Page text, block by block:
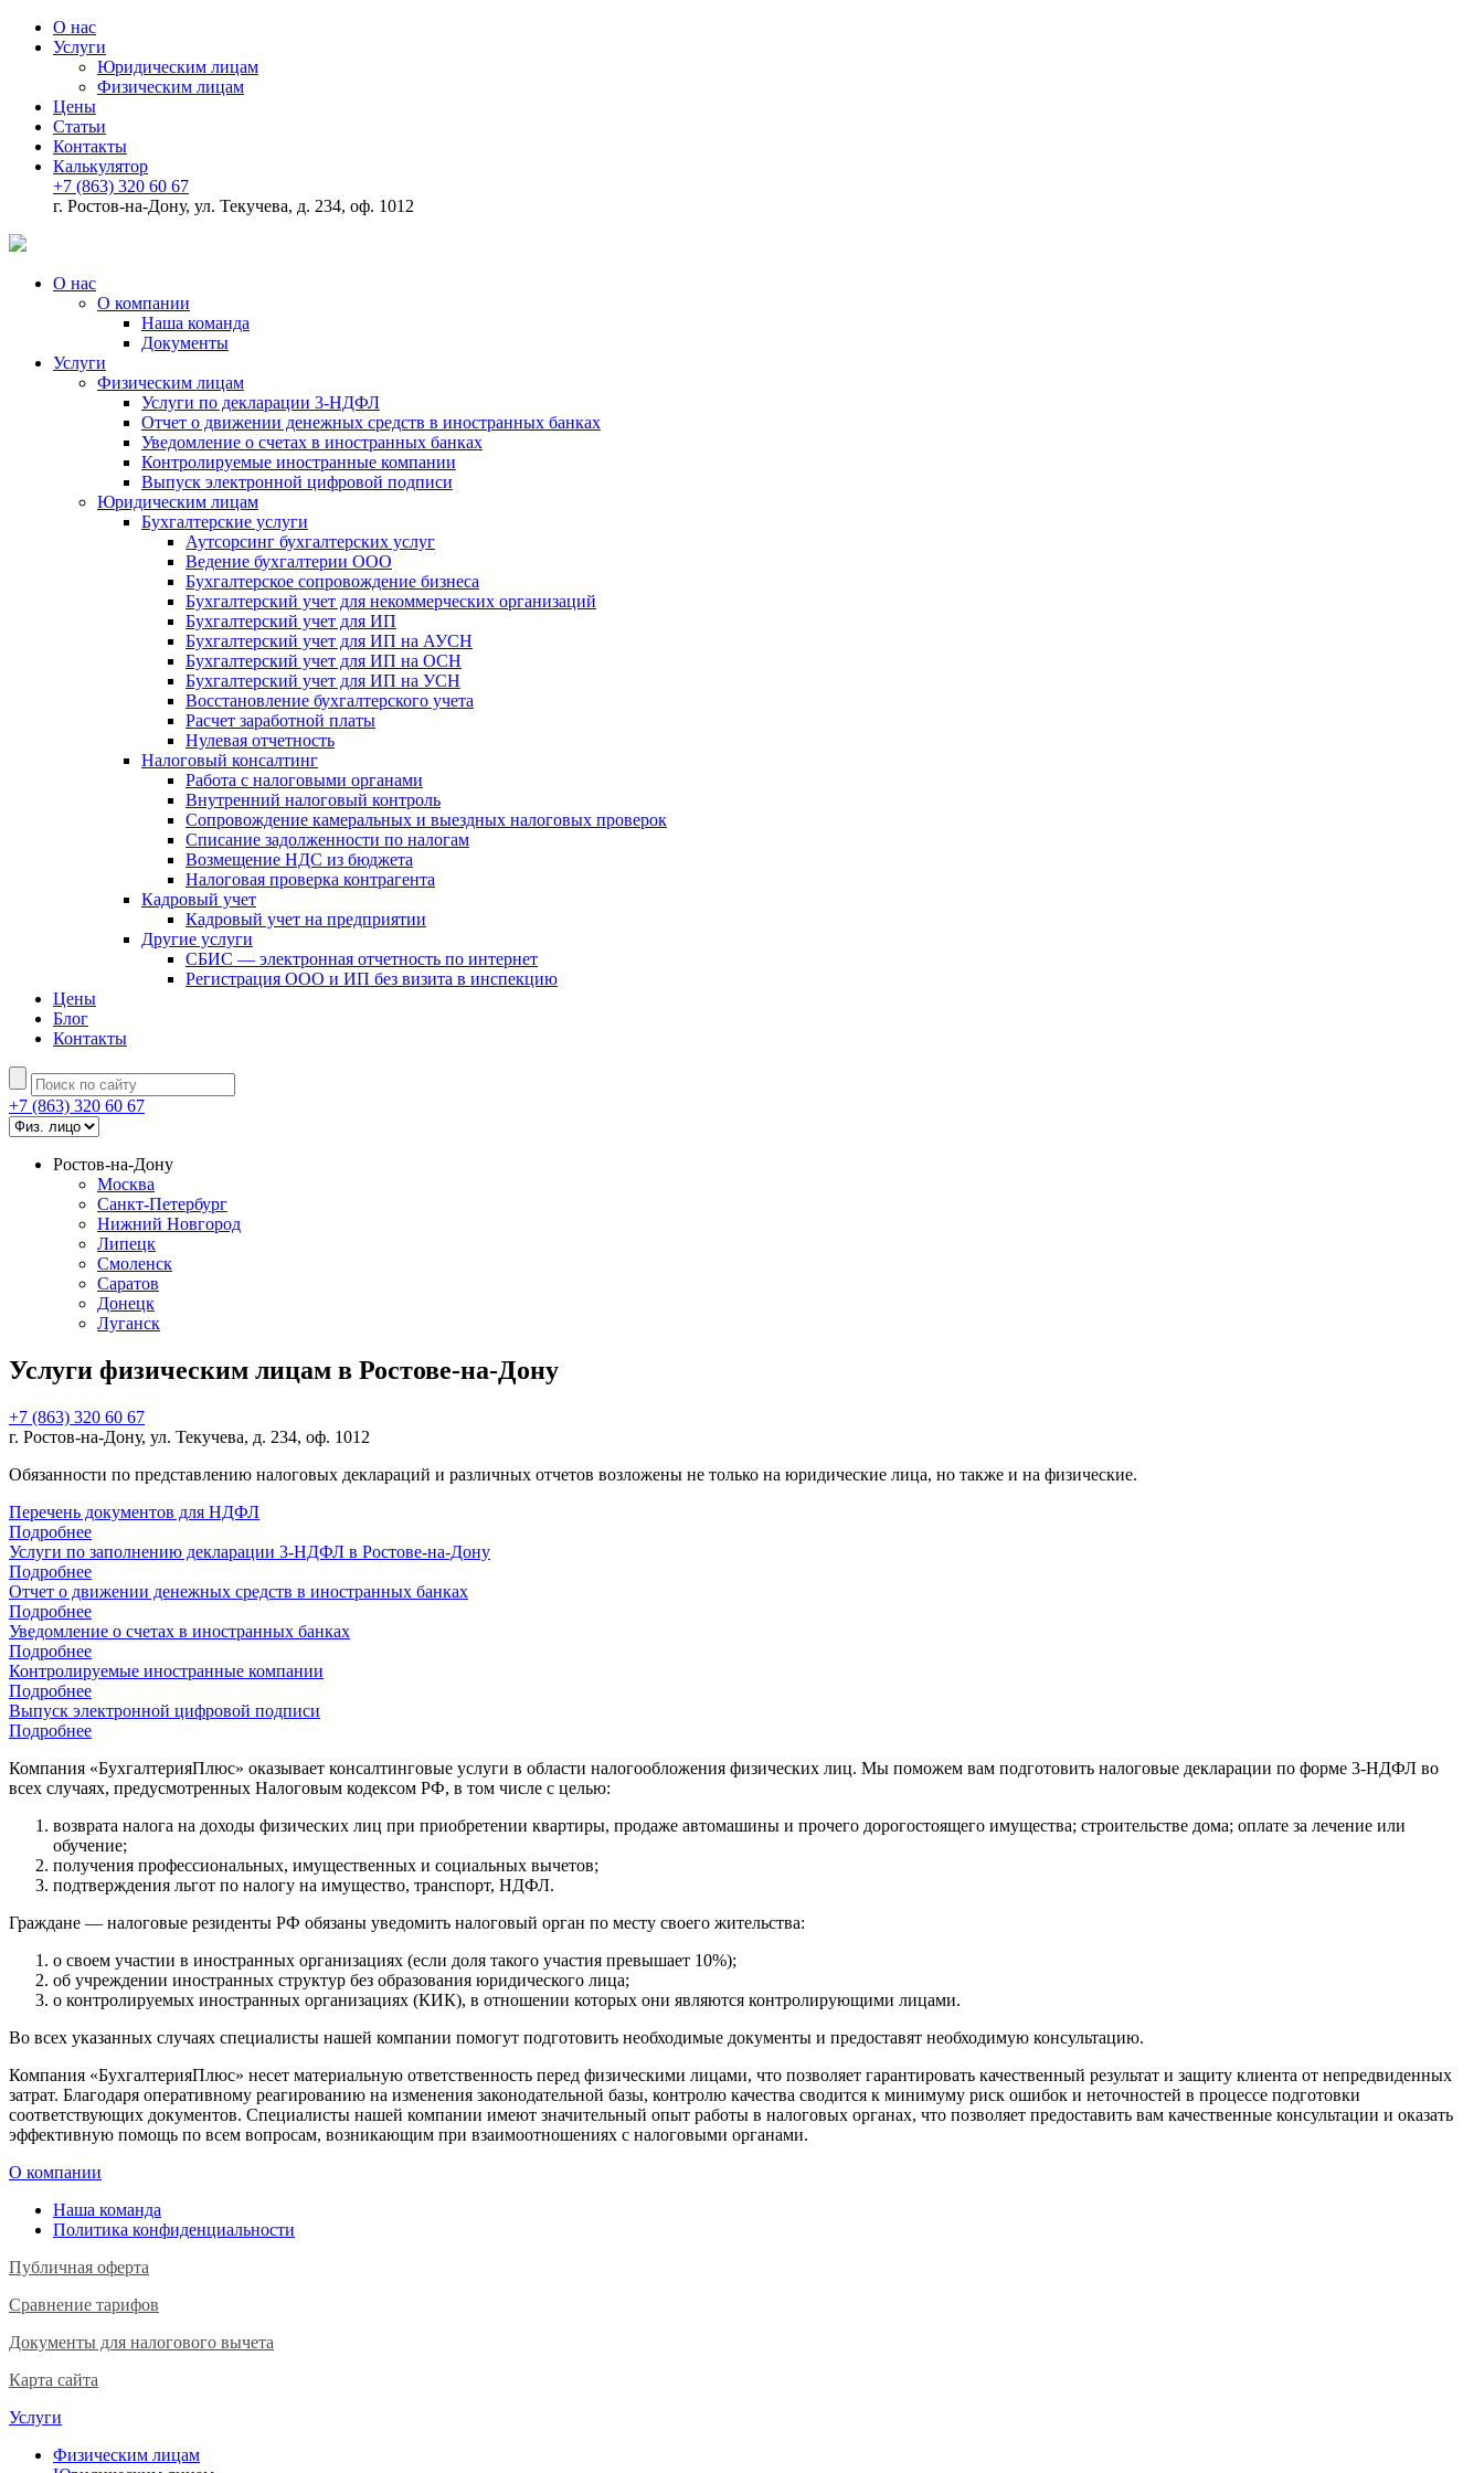
О нас
Услуги
Юридическим лицам
Физическим лицам
Цены
Статьи
Контакты
Калькулятор
+7 (863) 320 60 67
г. Ростов-на-Дону, ул. Текучева, д. 234, оф. 1012
О нас
О компании
Наша команда
Документы
Услуги
Физическим лицам
Услуги по декларации 3-НДФЛ
Отчет о движении денежных средств в иностранных банках
Уведомление о счетах в иностранных банках
Контролируемые иностранные компании
Выпуск электронной цифровой подписи
Юридическим лицам
Бухгалтерские услуги
Аутсорсинг бухгалтерских услуг
Ведение бухгалтерии ООО
Бухгалтерское сопровождение бизнеса
Бухгалтерский учет для некоммерческих организаций
Бухгалтерский учет для ИП
Бухгалтерский учет для ИП на АУСН
Бухгалтерский учет для ИП на ОСН
Бухгалтерский учет для ИП на УСН
Восстановление бухгалтерского учета
Расчет заработной платы
Нулевая отчетность
Налоговый консалтинг
Работа с налоговыми органами
Внутренний налоговый контроль
Сопровождение камеральных и выездных налоговых проверок
Списание задолженности по налогам
Возмещение НДС из бюджета
Налоговая проверка контрагента
Кадровый учет
Кадровый учет на предприятии
Другие услуги
СБИС — электронная отчетность по интернет
Регистрация ООО и ИП без визита в инспекцию
Цены
Блог
Контакты
+7 (863) 320 60 67
Ростов-на-Дону
Москва
Санкт-Петербург
Нижний Новгород
Липецк
Смоленск
Саратов
Донецк
Луганск
Услуги физическим лицам в Ростове-на-Дону
+7 (863) 320 60 67
г. Ростов-на-Дону, ул. Текучева, д. 234, оф. 1012
Обязанности по представлению налоговых деклараций и различных отчетов возложены не только на юридические лица, но также и на физические.
Перечень документов для НДФЛ
Подробнее
Услуги по заполнению декларации 3-НДФЛ в Ростове-на-Дону
Подробнее
Отчет о движении денежных средств в иностранных банках
Подробнее
Уведомление о счетах в иностранных банках
Подробнее
Контролируемые иностранные компании
Подробнее
Выпуск электронной цифровой подписи
Подробнее
Компания «БухгалтерияПлюс» оказывает консалтинговые услуги в области налогообложения физических лиц. Мы поможем вам подготовить налоговые декларации по форме 3-НДФЛ во
всех случаях, предусмотренных Налоговым кодексом РФ, в том числе с целью:
возврата налога на доходы физических лиц при приобретении квартиры, продаже автомашины и прочего дорогостоящего имущества; строительстве дома; оплате за лечение или
обучение;
получения профессиональных, имущественных и социальных вычетов;
подтверждения льгот по налогу на имущество, транспорт, НДФЛ.
Граждане — налоговые резиденты РФ обязаны уведомить налоговый орган по месту своего жительства:
о своем участии в иностранных организациях (если доля такого участия превышает 10%);
об учреждении иностранных структур без образования юридического лица;
о контролируемых иностранных организациях (КИК), в отношении которых они являются контролирующими лицами.
Во всех указанных случаях специалисты нашей компании помогут подготовить необходимые документы и предоставят необходимую консультацию.
Компания «БухгалтерияПлюс» несет материальную ответственность перед физическими лицами, что позволяет гарантировать качественный результат и защиту клиента от непредвиденных
затрат. Благодаря оперативному реагированию на изменения законодательной базы, контролю качества сводится к минимуму риск ошибок и неточностей в процессе подготовки
соответствующих документов. Специалисты нашей компании имеют значительный опыт работы в налоговых органах, что позволяет предоставить вам качественные консультации и оказать
эффективную помощь по всем вопросам, возникающим при взаимоотношениях с налоговыми органами.
О компании
Наша команда
Политика конфиденциальности
Публичная оферта
Сравнение тарифов
Документы для налогового вычета
Карта сайта
Услуги
Физическим лицам